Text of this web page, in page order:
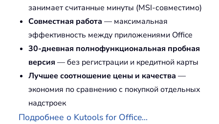
занимает считанные минуты (MSI-совместимо)
Совместная работа — максимальная
эффективность между приложениями Office
30-дневная полнофункциональная пробная
версия — без регистрации и кредитной карты
Лучшее соотношение цены и качества —
экономия по сравнению с покупкой отдельных
надстроек
Подробнее о Kutools for Office...